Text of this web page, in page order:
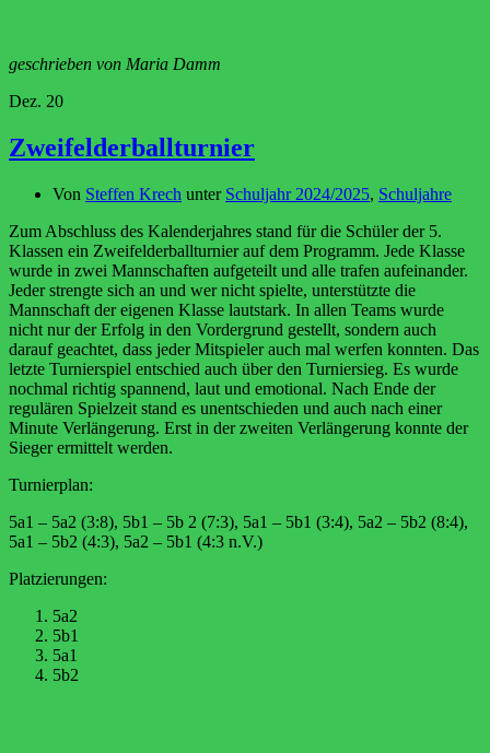
geschrieben von Maria Damm
Dez. 20
Zweifelderballturnier
Von Steffen Krech unter Schuljahr 2024/2025, Schuljahre
Zum Abschluss des Kalenderjahres stand für die Schüler der 5.
Klassen ein Zweifelderballturnier auf dem Programm. Jede Klasse
wurde in zwei Mannschaften aufgeteilt und alle trafen aufeinander.
Jeder strengte sich an und wer nicht spielte, unterstützte die
Mannschaft der eigenen Klasse lautstark. In allen Teams wurde
nicht nur der Erfolg in den Vordergrund gestellt, sondern auch
darauf geachtet, dass jeder Mitspieler auch mal werfen konnten. Das
letzte Turnierspiel entschied auch über den Turniersieg. Es wurde
nochmal richtig spannend, laut und emotional. Nach Ende der
regulären Spielzeit stand es unentschieden und auch nach einer
Minute Verlängerung. Erst in der zweiten Verlängerung konnte der
Sieger ermittelt werden.
Turnierplan:
5a1 – 5a2 (3:8), 5b1 – 5b 2 (7:3), 5a1 – 5b1 (3:4), 5a2 – 5b2 (8:4),
5a1 – 5b2 (4:3), 5a2 – 5b1 (4:3 n.V.)
Platzierungen:
5a2
5b1
5a1
5b2